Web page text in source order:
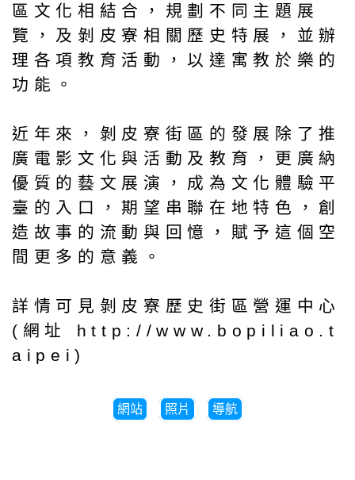
區文化相結合，規劃不同主題展
覽，及剝皮寮相關歷史特展，並辦
理各項教育活動，以達寓教於樂的
功能。
近年來，剝皮寮街區的發展除了推
廣電影文化與活動及教育，更廣納
優質的藝文展演，成為文化體驗平
臺的入口，期望串聯在地特色，創
造故事的流動與回憶，賦予這個空
間更多的意義。
詳情可見剝皮寮歷史街區營運中心
(網址 http://www.bopiliao.t
aipei)
網站 照片 導航